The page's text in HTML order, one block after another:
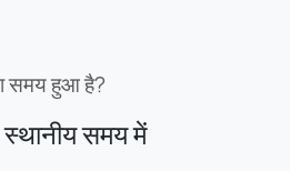
समय हुआ है?
स्थानीय समय में